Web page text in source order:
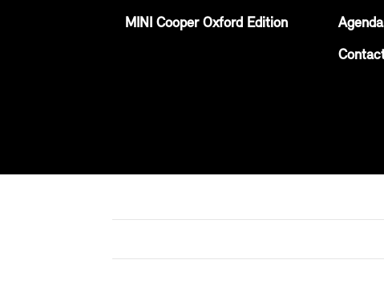
MINI Cooper Oxford Edition